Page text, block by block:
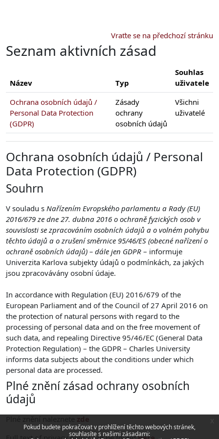
Pokud budete pokračovat v prohlížení těchto webových stránek,
souhlasíte s našimi zásadami:
Vraťte se na předchozí stránku
Seznam aktivních zásad
Název Typ
Souhlas
uživatele
Ochrana osobních údajů /
Personal Data Protection
(GDPR)
Zásady
ochrany
osobních údajů
Všichni
uživatelé
Ochrana osobních údajů / Personal
Data Protection (GDPR)
Souhrn
V souladu s Nařízením Evropského parlamentu a Rady (EU)
2016/679 ze dne 27. dubna 2016 o ochraně fyzických osob v
souvislosti se zpracováním osobních údajů a o volném pohybu
těchto údajů a o zrušení směrnice 95/46/ES (obecné nařízení o
ochraně osobních údajů) – dále jen GDPR – informuje
Univerzita Karlova subjekty údajů o podmínkách, za jakých
jsou zpracovávány osobní údaje.
In accordance with Regulation (EU) 2016/679 of the
European Parliament and of the Council of 27 April 2016 on
the protection of natural persons with regard to the
processing of personal data and on the free movement of
such data, and repealing Directive 95/46/EC (General Data
Protection Regulation) – the GDPR – Charles University
informs data subjects about the conditions under which
personal data are processed.
Plné znění zásad ochrany osobních
údajů
zde